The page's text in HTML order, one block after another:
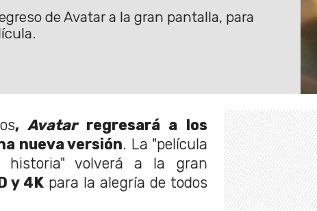
de Avatar a la gran pantalla, para
,Avatar regresará a los
nueva versión. La "película
historia" volverá a la gran
y 4K para la alegría de todos